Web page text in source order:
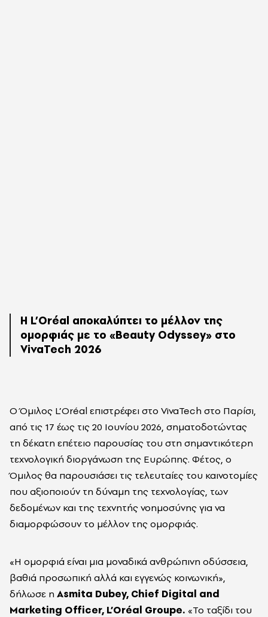
Η L’Oréal αποκαλύπτει το μέλλον της
ομορφιάς με το «Beauty Odyssey» στο
VivaTech 2026
Ο Όμιλος L’Oréal επιστρέφει στο VivaTech στο Παρίσι,
από τις 17 έως τις 20 Ιουνίου 2026, σηματοδοτώντας
τη δέκατη επέτειο παρουσίας του στη σημαντικότερη
τεχνολογική διοργάνωση της Ευρώπης. Φέτος, ο
Όμιλος θα παρουσιάσει τις τελευταίες του καινοτομίες
που αξιοποιούν τη δύναμη της τεχνολογίας, των
δεδομένων και της τεχνητής νοημοσύνης για να
διαμορφώσουν το μέλλον της ομορφιάς.
«Η ομορφιά είναι μια μοναδικά ανθρώπινη οδύσσεια,
βαθιά προσωπική αλλά και εγγενώς κοινωνική»,
δήλωσε η Asmita Dubey, Chief Digital and
Marketing Officer, L’Oréal Groupe. «Το ταξίδι του